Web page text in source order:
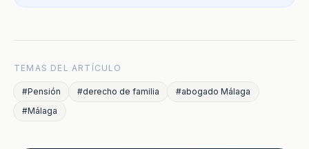
TEMAS DEL ARTÍCULO
#Pensión #derecho de familia
#abogado Málaga
#Málaga